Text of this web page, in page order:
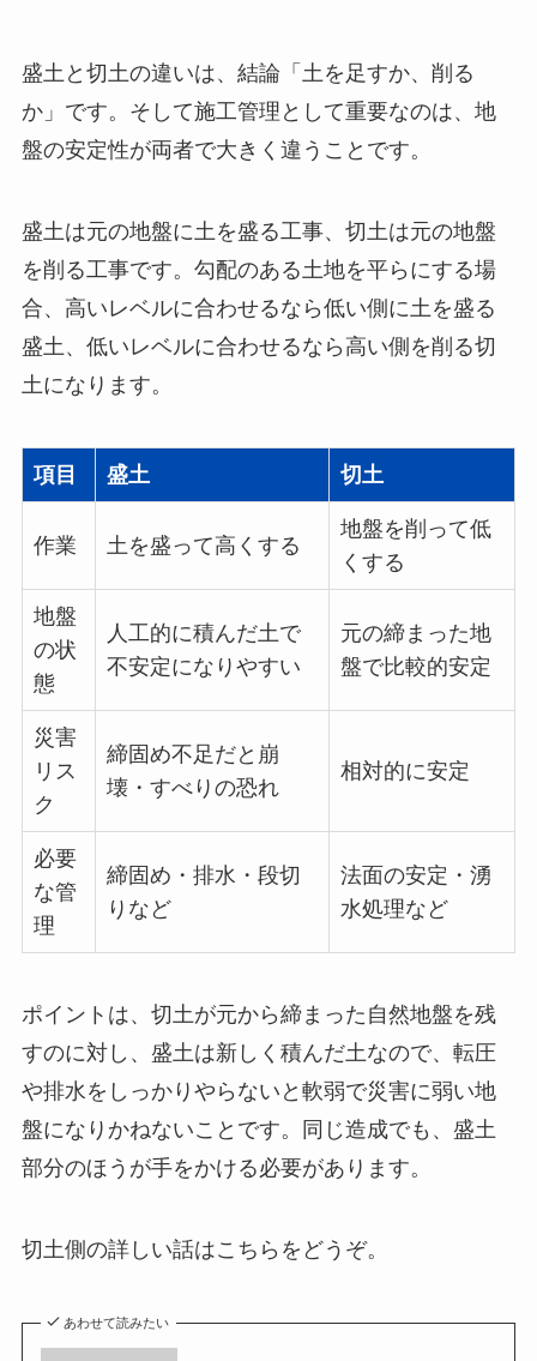
盛土と切土の違いは、結論「土を足すか、削る
か」です。そして施工管理として重要なのは、地
盤の安定性が両者で大きく違うことです。
盛土は元の地盤に土を盛る工事、切土は元の地盤
を削る工事です。勾配のある土地を平らにする場
合、高いレベルに合わせるなら低い側に土を盛る
盛土、低いレベルに合わせるなら高い側を削る切
土になります。
項目 盛土 切土
作業 土を盛って高くする
地盤を削って低
くする
地盤
の状
態
人工的に積んだ土で
不安定になりやすい
元の締まった地
盤で比較的安定
災害
リス
ク
締固め不足だと崩
壊・すべりの恐れ
相対的に安定
必要
な管
理
締固め・排水・段切
りなど
法面の安定・湧
水処理など
ポイントは、切土が元から締まった自然地盤を残
すのに対し、盛土は新しく積んだ土なので、転圧
や排水をしっかりやらないと軟弱で災害に弱い地
盤になりかねないことです。同じ造成でも、盛土
部分のほうが手をかける必要があります。
切土側の詳しい話はこちらをどうぞ。
あわせて読みたい